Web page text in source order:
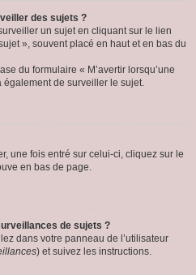
des sujets ?
un sujet en cliquant sur le lien
», souvent placé en haut et en bas du
du formulaire « M’avertir lorsqu’une
également de surveiller le sujet.
une fois entré sur celui-ci, cliquez sur le
en bas de page.
de sujets ?
dans votre panneau de l’utilisateur
) et suivez les instructions.